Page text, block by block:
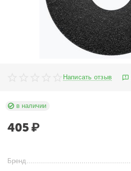
Написать отзыв
в наличии
405 ₽
Бренд